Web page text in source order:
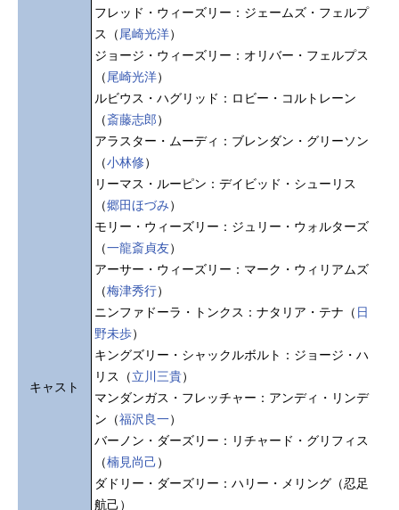
キャスト
フレッド・ウィーズリー：ジェームズ・フェルプ
ス（尾崎光洋）
ジョージ・ウィーズリー：オリバー・フェルプス
（尾崎光洋）
ルビウス・ハグリッド：ロビー・コルトレーン
（斎藤志郎）
アラスター・ムーディ：ブレンダン・グリーソン
（小林修）
リーマス・ルーピン：デイビッド・シューリス
（郷田ほづみ）
モリー・ウィーズリー：ジュリー・ウォルターズ
（一龍斎貞友）
アーサー・ウィーズリー：マーク・ウィリアムズ
（梅津秀行）
ニンファドーラ・トンクス：ナタリア・テナ（ 日
野未歩）
キングズリー・シャックルボルト：ジョージ・ハ
リス（立川三貴）
マンダンガス・フレッチャー：アンディ・リンデ
ン（福沢良一）
バーノン・ダーズリー：リチャード・グリフィス
（楠見尚己）
ダドリー・ダーズリー：ハリー・メリング（忍足
航己）